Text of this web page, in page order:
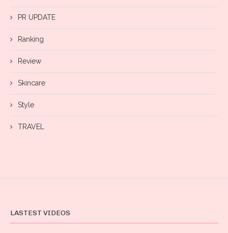
PR UPDATE
Ranking
Review
Skincare
Style
TRAVEL
LASTEST VIDEOS